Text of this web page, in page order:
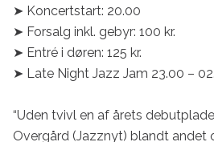
➤ Koncertstart: 20.00
➤ Forsalg inkl. gebyr: 100 kr.
➤ Entré i døren: 125 kr.
➤ Late Night Jazz Jam 23.00 –
“Uden tvivl en af årets
Overgård (Jazznyt) blandt andet